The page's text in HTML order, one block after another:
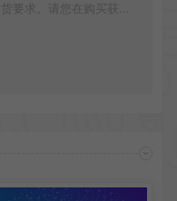
要求。请您在购买获取